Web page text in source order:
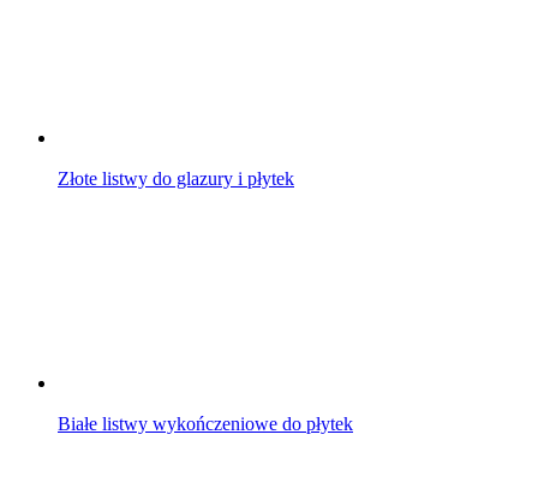
Złote listwy do glazury i płytek
Białe listwy wykończeniowe do płytek